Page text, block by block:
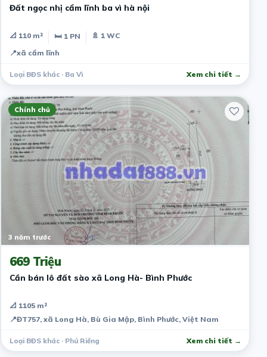
Đất ngọc nhị cẩm lĩnh ba vì hà nội
📐 110 m² 🛏 1 PN
🚿 1 WC
📍xã cẩm lĩnh
Loại BĐS khác · Ba Vì Xem chi tiết →
Chính chủ
3 năm trước
669 Triệu
Cần bán lô đất sào xã Long Hà- Bình Phước
📐 1105 m²
📍ĐT757, xã Long Hà, Bù Gia Mập, Bình Phước, Việt Nam
Loại BĐS khác · Phú Riềng Xem chi tiết →